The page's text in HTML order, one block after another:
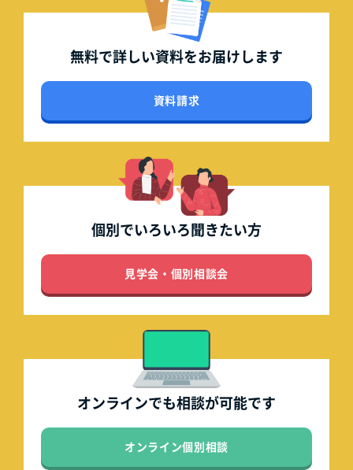
無料で詳しい資料をお届けします
資料請求
個別でいろいろ聞きたい方
見学会・個別相談会
オンラインでも相談が可能です
オンライン個別相談